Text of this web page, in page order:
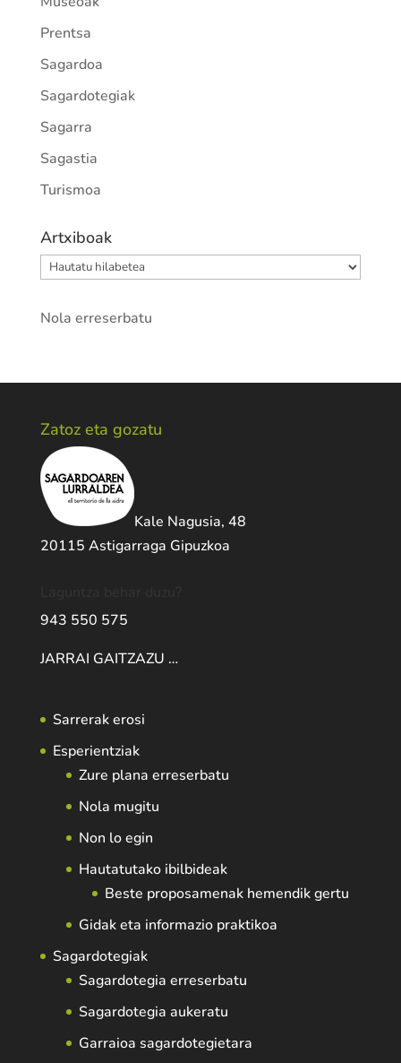
Prentsa
Sagardoa
Sagardotegiak
Sagarra
Sagastia
Turismoa
Artxiboak
Artxiboak
Nola erreserbatu
Zatoz eta gozatu
Kale Nagusia, 48
20115 Astigarraga Gipuzkoa
943 550 575
JARRAI GAITZAZU …
Sarrerak erosi
Esperientziak
Zure plana erreserbatu
Nola mugitu
Non lo egin
Hautatutako ibilbideak
Beste proposamenak hemendik gertu
Gidak eta informazio praktikoa
Sagardotegiak
Sagardotegia erreserbatu
Sagardotegia aukeratu
Garraioa sagardotegietara